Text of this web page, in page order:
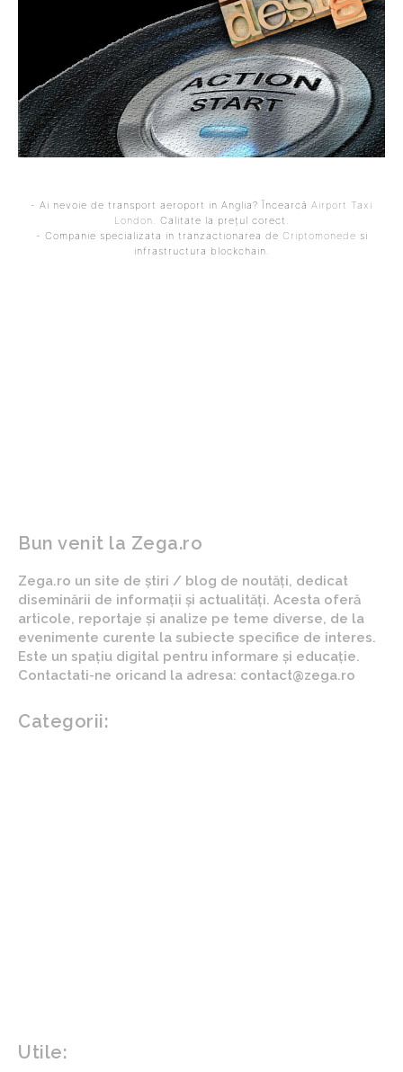
- Ai nevoie de transport aeroport in Anglia? Încearcă Airport Taxi
London . Calitate la prețul corect.
- Companie specializata in tranzactionarea de Criptomonede si
infrastructura blockchain.
Bun venit la Zega.ro
Zega.ro un site de știri / blog de noutăți, dedicat
diseminării de informații și actualități. Acesta oferă
articole, reportaje și analize pe teme diverse, de la
evenimente curente la subiecte specifice de interes.
Este un spațiu digital pentru informare și educație.
Contactati-ne oricand la adresa: contact@zega.ro
Categorii:
Utile: